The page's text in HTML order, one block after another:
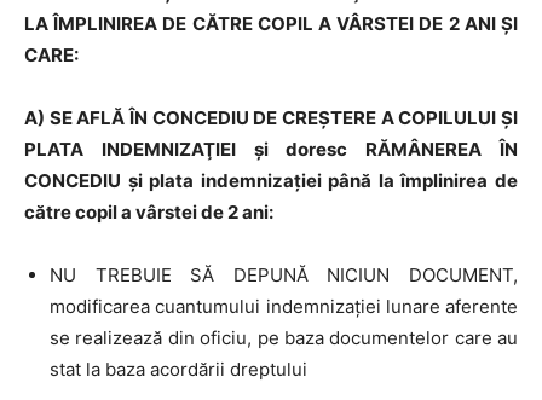
LA ÎMPLINIREA DE CĂTRE COPIL A VÂRSTEI DE 2 ANI ŞI
CARE:
A) SE AFLĂ ÎN CONCEDIU DE CREŞTERE A COPILULUI ŞI
PLATA INDEMNIZAŢIEI şi doresc RĂMÂNEREA ÎN
CONCEDIU şi plata indemnizaţiei până la împlinirea de
către copil a vârstei de 2 ani:
NU TREBUIE SĂ DEPUNĂ NICIUN DOCUMENT,
modificarea cuantumului indemnizaţiei lunare aferente
se realizează din oficiu, pe baza documentelor care au
stat la baza acordării dreptului